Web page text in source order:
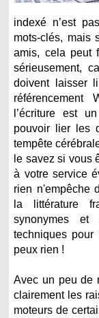
indexé n’est
mots-clés, mais
amis, cela peut
sérieusement,
doivent laisser
référencement
l’écriture est
pouvoir lier les
tempête
le savez si vous
à votre service
rien n'empêche
la littérature
synonymes et
techniques
peux rien !
Avec un peu de
clairement les
moteurs de